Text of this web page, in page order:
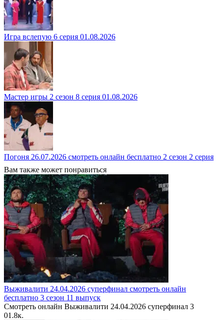
Игра вслепую 6 серия 01.08.2026
Мастер игры 2 сезон 8 серия 01.08.2026
Погоня 26.07.2026 смотреть онлайн бесплатно 2 сезон 2 серия
Вам также может понравиться
Выживалити 24.04.2026 суперфинал смотреть онлайн
бесплатно 3 сезон 11 выпуск
Смотреть онлайн Выживалити 24.04.2026 суперфинал 3
01.8к.